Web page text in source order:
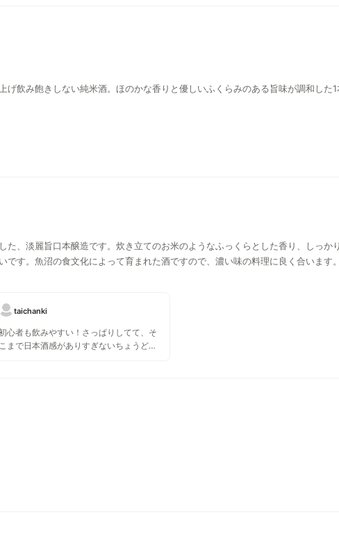
飲み飽きしない純米酒。ほのかな香りと優しいふくらみのある旨味が調和した1
た、淡麗旨口本醸造です。炊き立てのお米のようなふっくらとした香り、しっか
です。魚沼の食文化によって育まれた酒ですので、濃い味の料理に良く合います
taichanki
心者も飲みやすい！さっぱりしてて、そ
こまで日本酒感がありすぎないちょうど良